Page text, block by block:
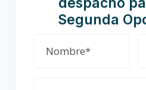
Segunda